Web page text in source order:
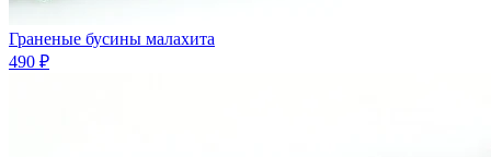
Граненые бусины малахита
490 ₽